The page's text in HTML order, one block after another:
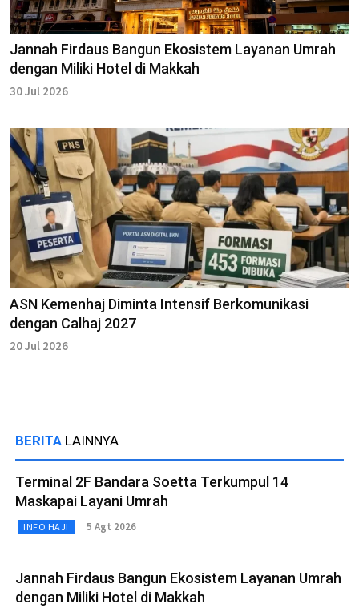
Jannah Firdaus Bangun Ekosistem Layanan Umrah
dengan Miliki Hotel di Makkah
30 Jul 2026
ASN Kemenhaj Diminta Intensif Berkomunikasi
dengan Calhaj 2027
20 Jul 2026
BERITA LAINNYA
Terminal 2F Bandara Soetta Terkumpul 14
Maskapai Layani Umrah
INFO HAJI 5 Agt 2026
Jannah Firdaus Bangun Ekosistem Layanan Umrah
dengan Miliki Hotel di Makkah